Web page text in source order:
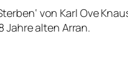
von Karl Ove
Jahre alten Arran.